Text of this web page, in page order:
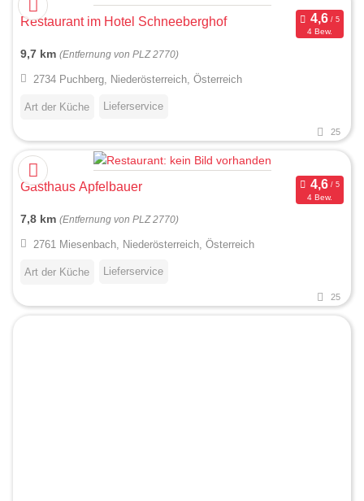
Restaurant im Hotel Schneeberghof
4 Bew.
9,7 km (Entfernung von PLZ 2770)
2734 Puchberg, Niederösterreich, Österreich
Art der Küche Lieferservice
25
Gasthaus Apfelbauer
4 Bew.
7,8 km (Entfernung von PLZ 2770)
2761 Miesenbach, Niederösterreich, Österreich
Art der Küche Lieferservice
25